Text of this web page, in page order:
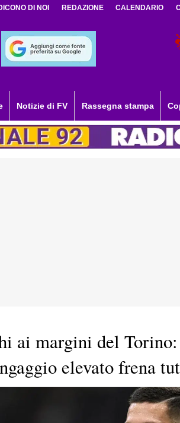
DI NOI REDAZIONE CALENDARIO
Notizie di FV Rassegna stampa
ai margini del
elevato frena